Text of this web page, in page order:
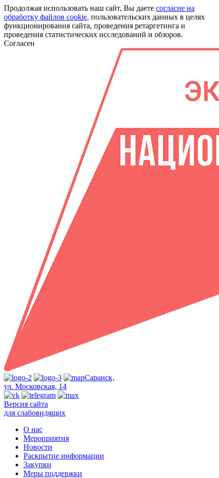
Продолжая использовать наш сайт, Вы даете согласие на
обработку файлов cookie, пользовательских данных в целях
функционирования сайта, проведения ретаргетинга и
проведения статистических исследований и обзоров.
Согласен
Саранск,
ул. Московская, 14
Версия сайта
для слабовидящих
О нас
Мероприятия
Новости
Раскрытие информации
Закупки
Меры поддержки